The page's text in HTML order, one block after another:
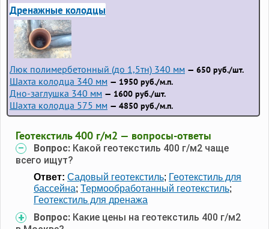
Дренажные колодцы
Люк полимербетонный (до 1,5тн) 340 мм — 650 руб./шт.
Шахта колодца 340 мм — 1950 руб./м.п.
Дно-заглушка 340 мм — 1600 руб./шт.
Шахта колодца 575 мм — 4850 руб./м.п.
Геотекстиль 400 г/м2 — вопросы-ответы
Вопрос: Какой геотекстиль 400 г/м2 чаще
всего ищут?
Ответ: Садовый геотекстиль; Геотекстиль для
бассейна; Термообработанный геотекстиль;
Геотекстиль для дренажа
Вопрос: Какие цены на геотекстиль 400 г/м2